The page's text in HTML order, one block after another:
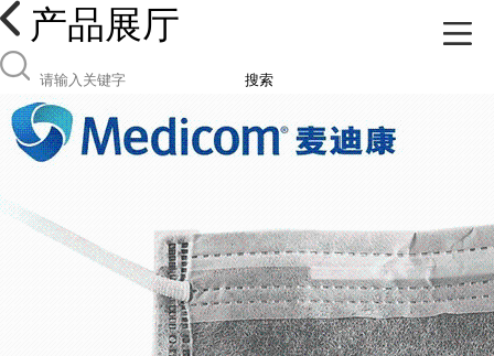
产品展厅
搜索